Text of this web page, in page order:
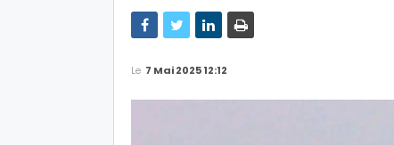
Le 7 Mai 2025 12:12